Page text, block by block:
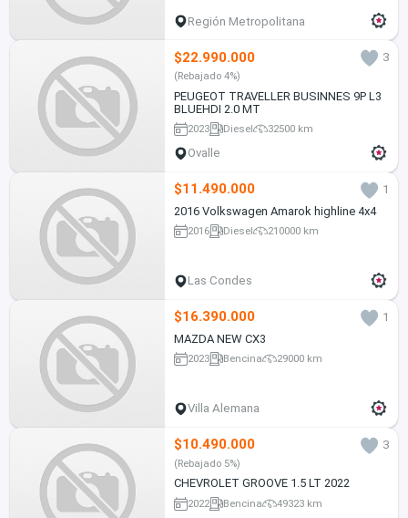
Región Metropolitana
$22.990.000 3
(Rebajado 4%)
PEUGEOT TRAVELLER BUSINNES 9P L3
BLUEHDI 2.0 MT
2023 Diesel 32500 km
Ovalle
$11.490.000
1
2016 Volkswagen Amarok highline 4x4
2016 Diesel 210000 km
Las Condes
$16.390.000
1
MAZDA NEW CX3
2023 Bencina 29000 km
Villa Alemana
$10.490.000 3
(Rebajado 5%)
CHEVROLET GROOVE 1.5 LT 2022
2022 Bencina 49323 km